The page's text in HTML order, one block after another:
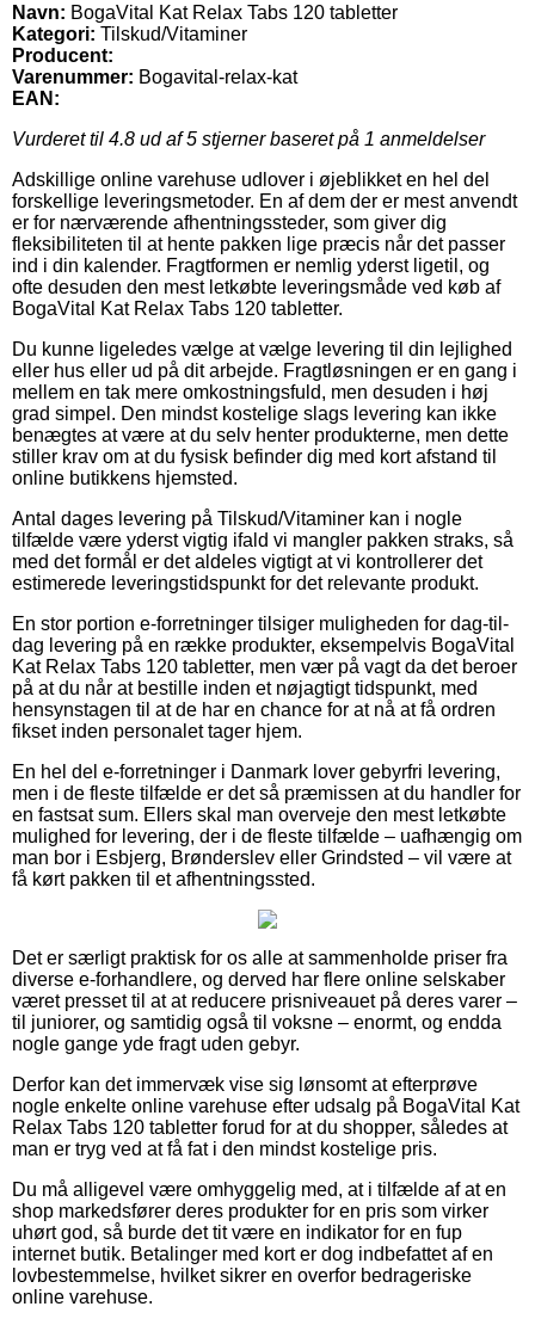
Navn: BogaVital Kat Relax Tabs 120 tabletter
Kategori: Tilskud/Vitaminer
Producent:
Varenummer: Bogavital-relax-kat
EAN:
Vurderet til 4.8 ud af 5 stjerner baseret på 1 anmeldelser
Adskillige online varehuse udlover i øjeblikket en hel del
forskellige leveringsmetoder. En af dem der er mest anvendt
er for nærværende afhentningssteder, som giver dig
fleksibiliteten til at hente pakken lige præcis når det passer
ind i din kalender. Fragtformen er nemlig yderst ligetil, og
ofte desuden den mest letkøbte leveringsmåde ved køb af
BogaVital Kat Relax Tabs 120 tabletter.
Du kunne ligeledes vælge at vælge levering til din lejlighed
eller hus eller ud på dit arbejde. Fragtløsningen er en gang i
mellem en tak mere omkostningsfuld, men desuden i høj
grad simpel. Den mindst kostelige slags levering kan ikke
benægtes at være at du selv henter produkterne, men dette
stiller krav om at du fysisk befinder dig med kort afstand til
online butikkens hjemsted.
Antal dages levering på Tilskud/Vitaminer kan i nogle
tilfælde være yderst vigtig ifald vi mangler pakken straks, så
med det formål er det aldeles vigtigt at vi kontrollerer det
estimerede leveringstidspunkt for det relevante produkt.
En stor portion e-forretninger tilsiger muligheden for dag-til-
dag levering på en række produkter, eksempelvis BogaVital
Kat Relax Tabs 120 tabletter, men vær på vagt da det beroer
på at du når at bestille inden et nøjagtigt tidspunkt, med
hensynstagen til at de har en chance for at nå at få ordren
fikset inden personalet tager hjem.
En hel del e-forretninger i Danmark lover gebyrfri levering,
men i de fleste tilfælde er det så præmissen at du handler for
en fastsat sum. Ellers skal man overveje den mest letkøbte
mulighed for levering, der i de fleste tilfælde – uafhængig om
man bor i Esbjerg, Brønderslev eller Grindsted – vil være at
få kørt pakken til et afhentningssted.
Det er særligt praktisk for os alle at sammenholde priser fra
diverse e-forhandlere, og derved har flere online selskaber
været presset til at at reducere prisniveauet på deres varer –
til juniorer, og samtidig også til voksne – enormt, og endda
nogle gange yde fragt uden gebyr.
Derfor kan det immervæk vise sig lønsomt at efterprøve
nogle enkelte online varehuse efter udsalg på BogaVital Kat
Relax Tabs 120 tabletter forud for at du shopper, således at
man er tryg ved at få fat i den mindst kostelige pris.
Du må alligevel være omhyggelig med, at i tilfælde af at en
shop markedsfører deres produkter for en pris som virker
uhørt god, så burde det tit være en indikator for en fup
internet butik. Betalinger med kort er dog indbefattet af en
lovbestemmelse, hvilket sikrer en overfor bedrageriske
online varehuse.